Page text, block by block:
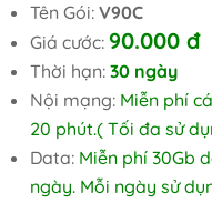
Tên Gói: V90C
Giá cước: 90.000 đ
Thời hạn: 30 ngày
Nội mạng:Miễn phí
20 phút.( Tối đa sử
Data: Miễn phí 30Gb
ngày. Mỗi ngày sử